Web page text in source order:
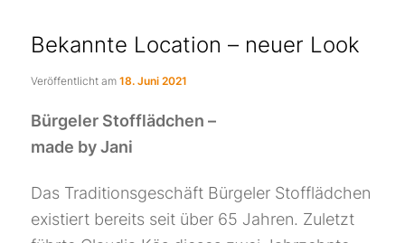
Bekannte Location – neuer Look
Veröffentlicht am18. Juni 2021
Bürgeler Stofflädchen –
made by Jani
Das Traditionsgeschäft Bürgeler Stofflädchen
existiert bereits seit über 65 Jahren. Zuletzt